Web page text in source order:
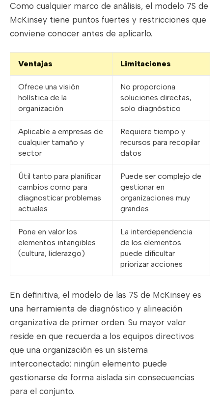
Como cualquier marco de análisis, el modelo 7S de
McKinsey tiene puntos fuertes y restricciones que
conviene conocer antes de aplicarlo.
Ventajas Limitaciones
Ofrece una visión
holística de la
organización
No proporciona
soluciones directas,
solo diagnóstico
Aplicable a empresas de
cualquier tamaño y
sector
Requiere tiempo y
recursos para recopilar
datos
Útil tanto para planificar
cambios como para
diagnosticar problemas
actuales
Puede ser complejo de
gestionar en
organizaciones muy
grandes
Pone en valor los
elementos intangibles
(cultura, liderazgo)
La interdependencia
de los elementos
puede dificultar
priorizar acciones
En definitiva, el modelo de las 7S de McKinsey es
una herramienta de diagnóstico y alineación
organizativa de primer orden. Su mayor valor
reside en que recuerda a los equipos directivos
que una organización es un sistema
interconectado: ningún elemento puede
gestionarse de forma aislada sin consecuencias
para el conjunto.